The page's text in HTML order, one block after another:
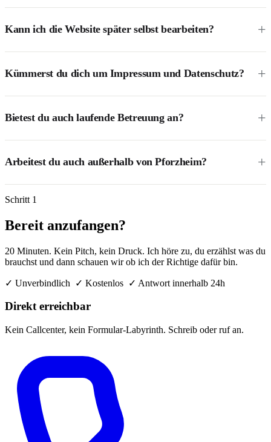
Kann ich die Website später selbst bearbeiten?
Kümmerst du dich um Impressum und Datenschutz?
Bietest du auch laufende Betreuung an?
Arbeitest du auch außerhalb von Pforzheim?
Schritt 1
Bereit anzufangen?
20 Minuten. Kein Pitch, kein Druck. Ich höre zu, du erzählst was du
brauchst und dann schauen wir ob ich der Richtige dafür bin.
✓ Unverbindlich ✓ Kostenlos ✓ Antwort innerhalb 24h
Direkt erreichbar
Kein Callcenter, kein Formular-Labyrinth. Schreib oder ruf an.